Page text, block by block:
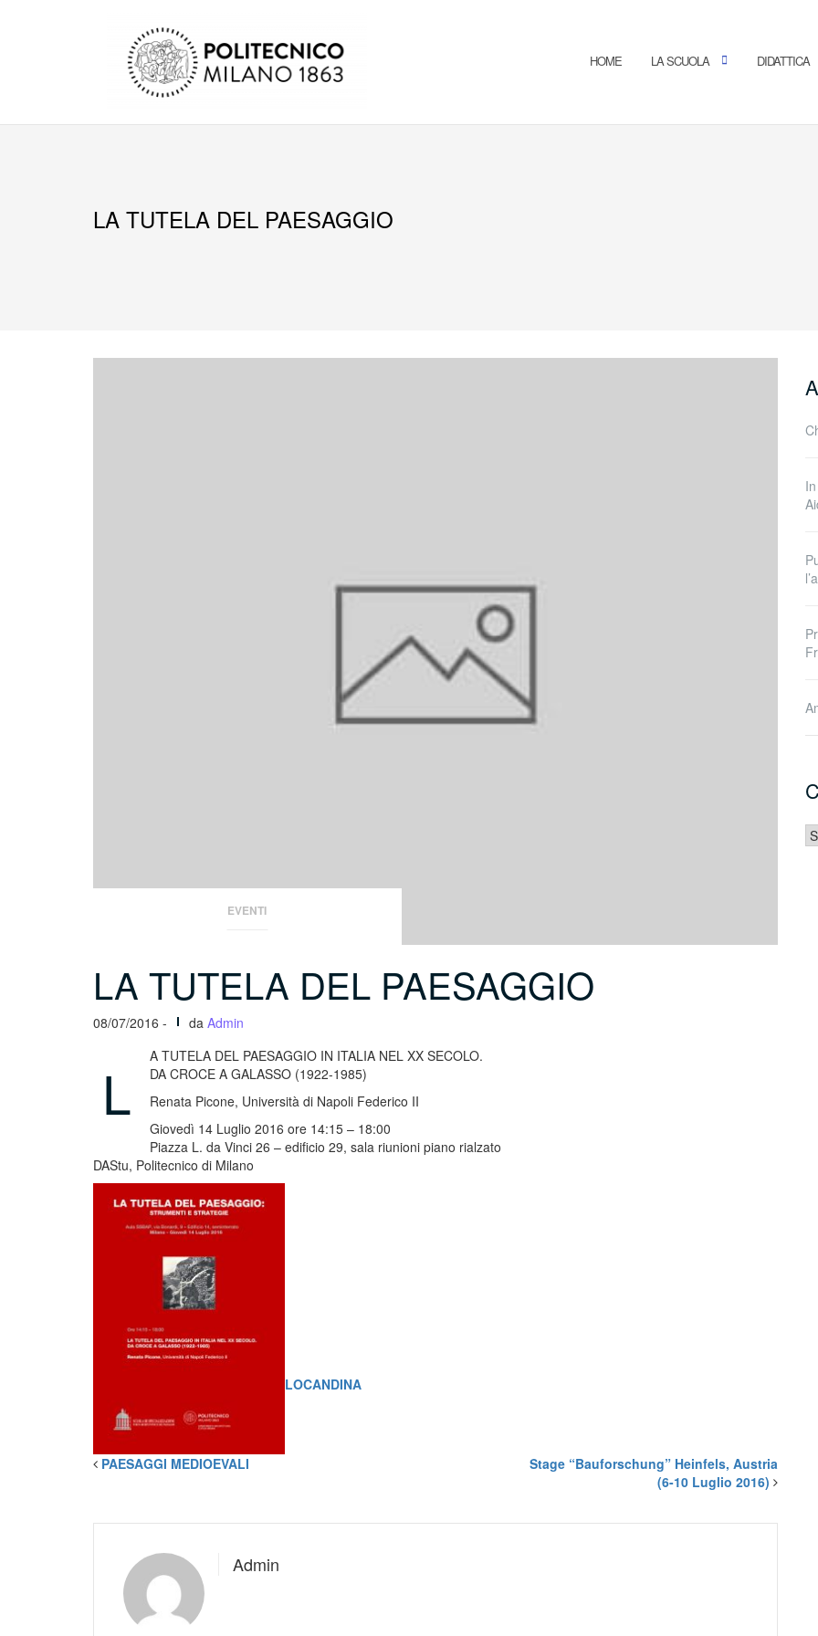
HOME LA SCUOLA DIDATTICA
LA TUTELA DEL PAESAGGIO
EVENTI
LA TUTELA DEL PAESAGGIO
08/07/2016 - da Admin
L
A TUTELA DEL PAESAGGIO IN ITALIA NEL XX SECOLO.
DA CROCE A GALASSO (1922-1985)
Renata Picone, Università di Napoli Federico II
Giovedì 14 Luglio 2016 ore 14:15 – 18:00
Piazza L. da Vinci 26 – edificio 29, sala riunioni piano rialzato
DAStu, Politecnico di Milano
LOCANDINA
PAESAGGI MEDIOEVALI
Stage “Bauforschung” Heinfels, Austria
(6-10 Luglio 2016)
Admin